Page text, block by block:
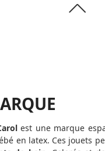
est une marque
en latex. Ces jouets